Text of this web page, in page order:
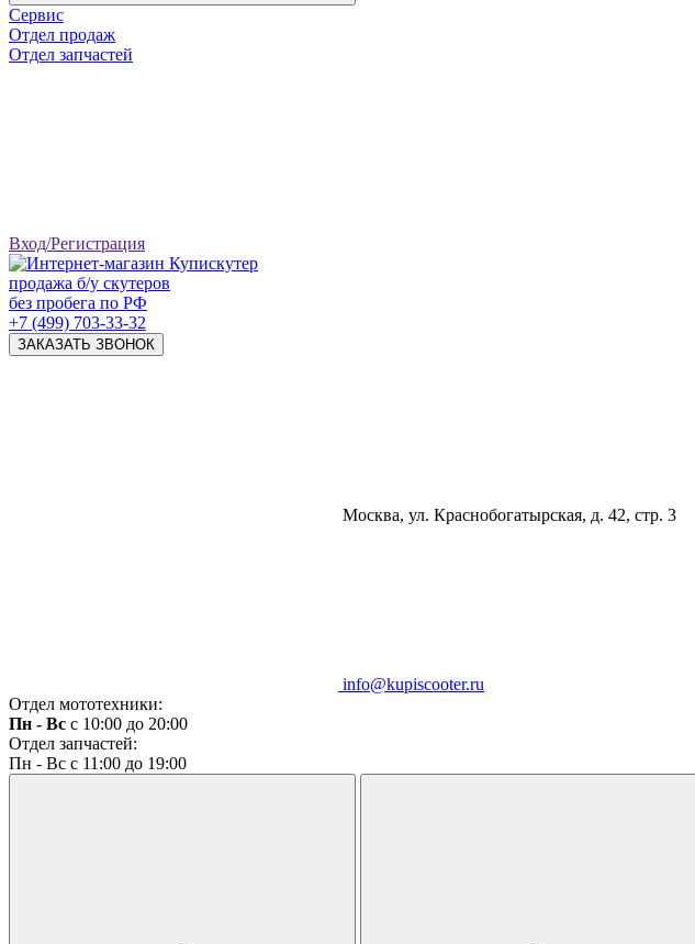
Сервис
Отдел продаж
Отдел запчастей
Вход/Регистрация
продажа б/у скутеров
без пробега по РФ
+7 (499) 703-33-32
ЗАКАЗАТЬ ЗВОНОК
Москва, ул. Краснобогатырская, д. 42, стр. 3
info@kupiscooter.ru
Отдел мототехники:
Пн - Вс с 10:00 до 20:00
Отдел запчастей:
Пн - Вс с 11:00 до 19:00